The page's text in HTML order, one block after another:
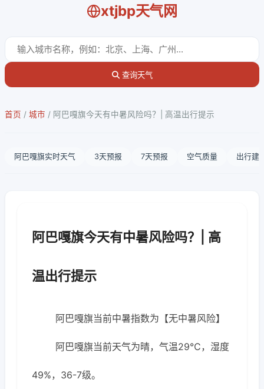
xtjbp天气网
查询天气
首页 / 城市 / 阿巴嘎旗今天有中暑风险吗？| 高温出行提示
阿巴嘎旗实时天气 3天预报 7天预报 空气质量 出行建
阿巴嘎旗今天有中暑风险吗？| 高
温出行提示
阿巴嘎旗当前中暑指数为【无中暑风险】
阿巴嘎旗当前天气为晴，气温29℃，湿度
49%，36-7级。